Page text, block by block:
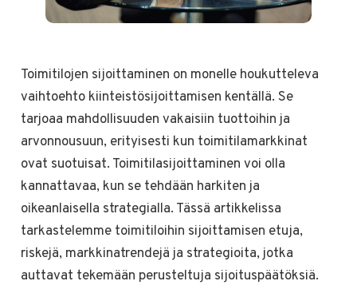
Toimitilojen sijoittaminen on monelle houkutteleva
vaihtoehto kiinteistösijoittamisen kentällä. Se
tarjoaa mahdollisuuden vakaisiin tuottoihin ja
arvonnousuun, erityisesti kun toimitilamarkkinat
ovat suotuisat. Toimitilasijoittaminen voi olla
kannattavaa, kun se tehdään harkiten ja
oikeanlaisella strategialla. Tässä artikkelissa
tarkastelemme toimitiloihin sijoittamisen etuja,
riskejä, markkinatrendejä ja strategioita, jotka
auttavat tekemään perusteltuja sijoituspäätöksiä.